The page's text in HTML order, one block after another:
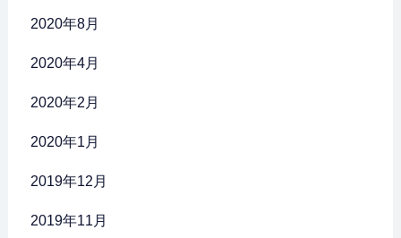
2020年8月
2020年4月
2020年2月
2020年1月
2019年12月
2019年11月